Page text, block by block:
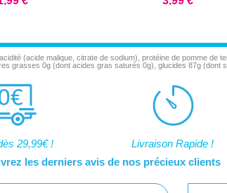
(acide malique, citrate de sodium), protéine de pomme de
grasses 0g (dont acides gras saturés 0g), glucides 87g (dont
29,99€ ! Livraison Rapide !
les derniers avis de nos précieux clients